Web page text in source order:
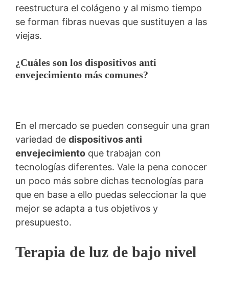
reestructura el colágeno y al mismo tiempo
se forman fibras nuevas que sustituyen a las
viejas.
¿Cuáles son los dispositivos anti
envejecimiento más comunes?
En el mercado se pueden conseguir una gran
variedad de dispositivos anti
envejecimiento que trabajan con
tecnologías diferentes. Vale la pena conocer
un poco más sobre dichas tecnologías para
que en base a ello puedas seleccionar la que
mejor se adapta a tus objetivos y
presupuesto.
Terapia de luz de bajo nivel